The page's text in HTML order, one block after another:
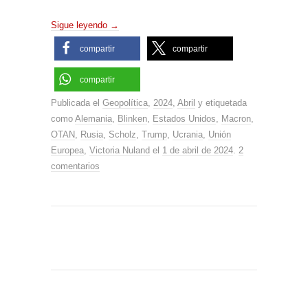
Sigue leyendo →
compartir compartir
compartir
Publicada el Geopolítica, 2024, Abril y etiquetada
como Alemania, Blinken, Estados Unidos, Macron,
OTAN, Rusia, Scholz, Trump, Ucrania, Unión
Europea, Victoria Nuland el 1 de abril de 2024. 2
comentarios